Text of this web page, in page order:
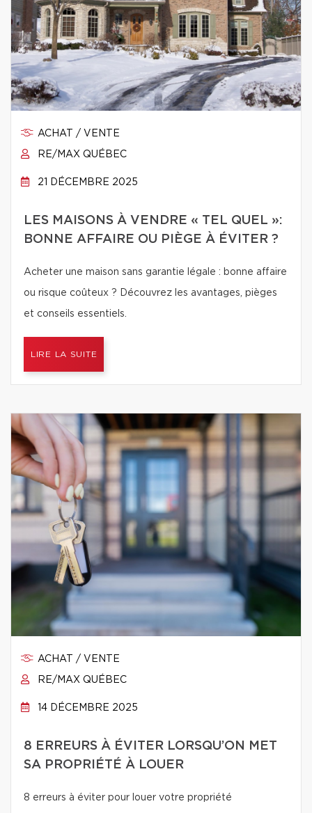
ACHAT / VENTE
RE/MAX QUÉBEC
21 DÉCEMBRE 2025
LES MAISONS À VENDRE « TEL QUEL »:
BONNE AFFAIRE OU PIÈGE À ÉVITER ?
Acheter une maison sans garantie légale : bonne affaire
ou risque coûteux ? Découvrez les avantages, pièges
et conseils essentiels.
LIRE LA SUITE
ACHAT / VENTE
RE/MAX QUÉBEC
14 DÉCEMBRE 2025
8 ERREURS À ÉVITER LORSQU’ON MET
SA PROPRIÉTÉ À LOUER
8 erreurs à éviter pour louer votre propriété